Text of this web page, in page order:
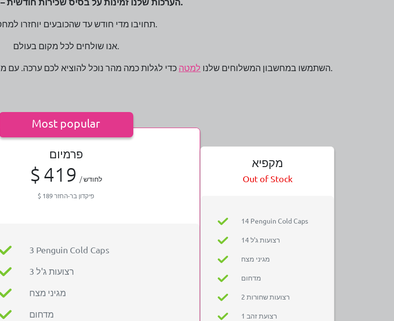
הערכות שלנו זמינות על בסיס שכירות חודשית –לא לפי טיפול.
תחויבו מדי חודש עד שהכובעים יוחזרו למחסן שלנו.
אנו שולחים לכל מקום בעולם.
השתמשו במחשבון המשלוחים שלנו למטה כדי לגלות כמה מהר נוכל להוציא לכם ערכה. עם מספר מחסנים ברחבי העולם אתם עשויים להיות מופתעים.
Most popular
פרמיום
$ 419 / לחודש
$ 189 פיקדון בר-החזר
3 Penguin Cold Caps
3 רצועות ג'ל
מגיני מצח
מדחום
מקפיא
Out of Stock
14 Penguin Cold Caps
14 רצועות ג'ל
מגיני מצח
מדחום
2 רצועות שחורות
1 רצועת זהב